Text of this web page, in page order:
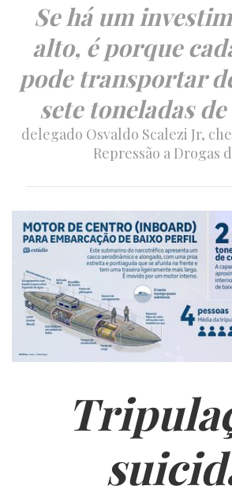
Se há um
alto, é porque
pode transportar
sete toneladas
delegado Osvaldo Scalezi Jr,
Repressão a Drogas